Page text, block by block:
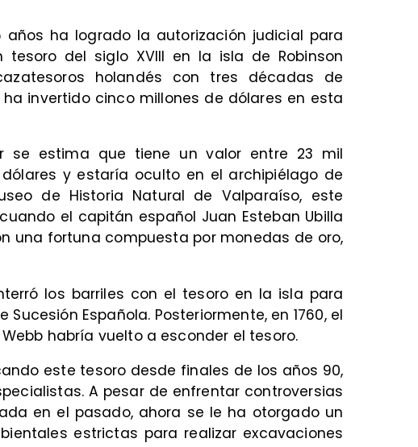
años ha logrado la autorización judicial para
del siglo XVIII en la isla de Robinson
holandés con tres décadas de
invertido cinco millones de dólares en esta
se estima que tiene un valor entre 23 mil
y estaría oculto en el archipiélago de
de Historia Natural de Valparaíso, este
el capitán español Juan Esteban Ubilla
una fortuna compuesta por monedas de oro,
los barriles con el tesoro en la isla para
Española. Posteriormente, en 1760, el
habría vuelto a esconder el tesoro.
este tesoro desde finales de los años 90,
A pesar de enfrentar controversias
en el pasado, ahora se le ha otorgado un
estrictas para realizar excavaciones